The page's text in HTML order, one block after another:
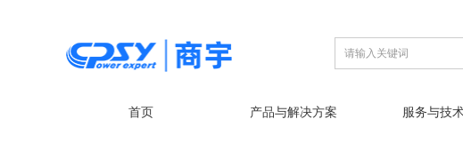
首页 产品与解决方案 服务与技